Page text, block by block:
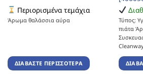
Περιορισμένα τεμάχια
Άρωμα θαλάσσια αύρα
ΔΙΑΒΆΣΤΕ ΠΕΡΙΣΣΌΤΕΡΑ
Τύπος:
πιάτα